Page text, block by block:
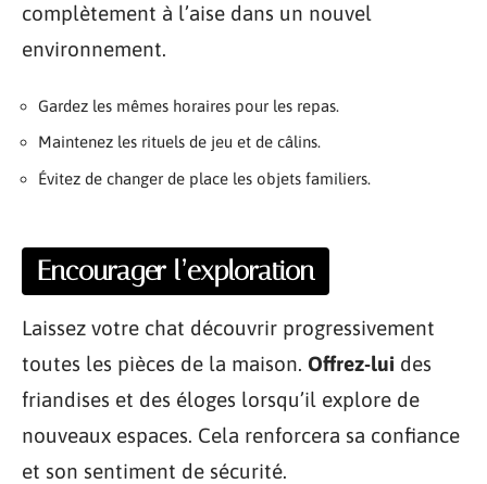
complètement à l’aise dans un nouvel
environnement.
Gardez les mêmes horaires pour les repas.
Maintenez les rituels de jeu et de câlins.
Évitez de changer de place les objets familiers.
Encourager l’exploration
Laissez votre chat découvrir progressivement
toutes les pièces de la maison. Offrez-lui des
friandises et des éloges lorsqu’il explore de
nouveaux espaces. Cela renforcera sa confiance
et son sentiment de sécurité.